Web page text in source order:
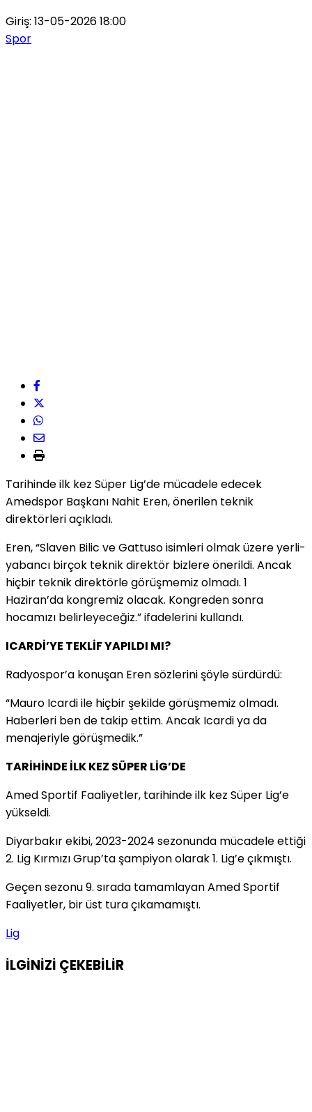
Giriş: 13-05-2026 18:00
Spor
Tarihinde ilk kez Süper Lig’de mücadele edecek
Amedspor Başkanı Nahit Eren, önerilen teknik
direktörleri açıkladı.
Eren, “Slaven Bilic ve Gattuso isimleri olmak üzere yerli-
yabancı birçok teknik direktör bizlere önerildi. Ancak
hiçbir teknik direktörle görüşmemiz olmadı. 1
Haziran’da kongremiz olacak. Kongreden sonra
hocamızı belirleyeceğiz.” ifadelerini kullandı.
ICARDİ’YE TEKLİF YAPILDI MI?
Radyospor’a konuşan Eren sözlerini şöyle sürdürdü:
“Mauro Icardi ile hiçbir şekilde görüşmemiz olmadı.
Haberleri ben de takip ettim. Ancak Icardi ya da
menajeriyle görüşmedik.”
TARİHİNDE İLK KEZ SÜPER LİG’DE
Amed Sportif Faaliyetler, tarihinde ilk kez Süper Lig’e
yükseldi.
Diyarbakır ekibi, 2023-2024 sezonunda mücadele ettiği
2. Lig Kırmızı Grup’ta şampiyon olarak 1. Lig’e çıkmıştı.
Geçen sezonu 9. sırada tamamlayan Amed Sportif
Faaliyetler, bir üst tura çıkamamıştı.
Lig
İLGİNİZİ ÇEKEBİLİR